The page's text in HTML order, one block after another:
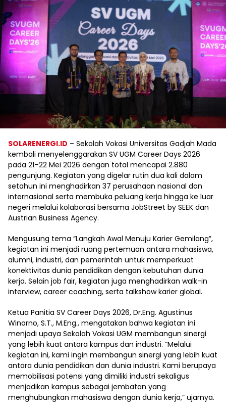
SOLARENERGI.ID – Sekolah Vokasi Universitas Gadjah Mada
kembali menyelenggarakan SV UGM Career Days 2026
pada 21–22 Mei 2026 dengan total mencapai 2.880
pengunjung. Kegiatan yang digelar rutin dua kali dalam
setahun ini menghadirkan 37 perusahaan nasional dan
internasional serta membuka peluang kerja hingga ke luar
negeri melalui kolaborasi bersama JobStreet by SEEK dan
Austrian Business Agency.
Mengusung tema “Langkah Awal Menuju Karier Gemilang”,
kegiatan ini menjadi ruang pertemuan antara mahasiswa,
alumni, industri, dan pemerintah untuk memperkuat
konektivitas dunia pendidikan dengan kebutuhan dunia
kerja. Selain job fair, kegiatan juga menghadirkan walk-in
interview, career coaching, serta talkshow karier global.
Ketua Panitia SV Career Days 2026, Dr.Eng. Agustinus
Winarno, S.T., M.Eng., mengatakan bahwa kegiatan ini
menjadi upaya Sekolah Vokasi UGM membangun sinergi
yang lebih kuat antara kampus dan industri. “Melalui
kegiatan ini, kami ingin membangun sinergi yang lebih kuat
antara dunia pendidikan dan dunia industri. Kami berupaya
memobilisasi potensi yang dimiliki industri sekaligus
menjadikan kampus sebagai jembatan yang
menghubungkan mahasiswa dengan dunia kerja,” ujarnya.